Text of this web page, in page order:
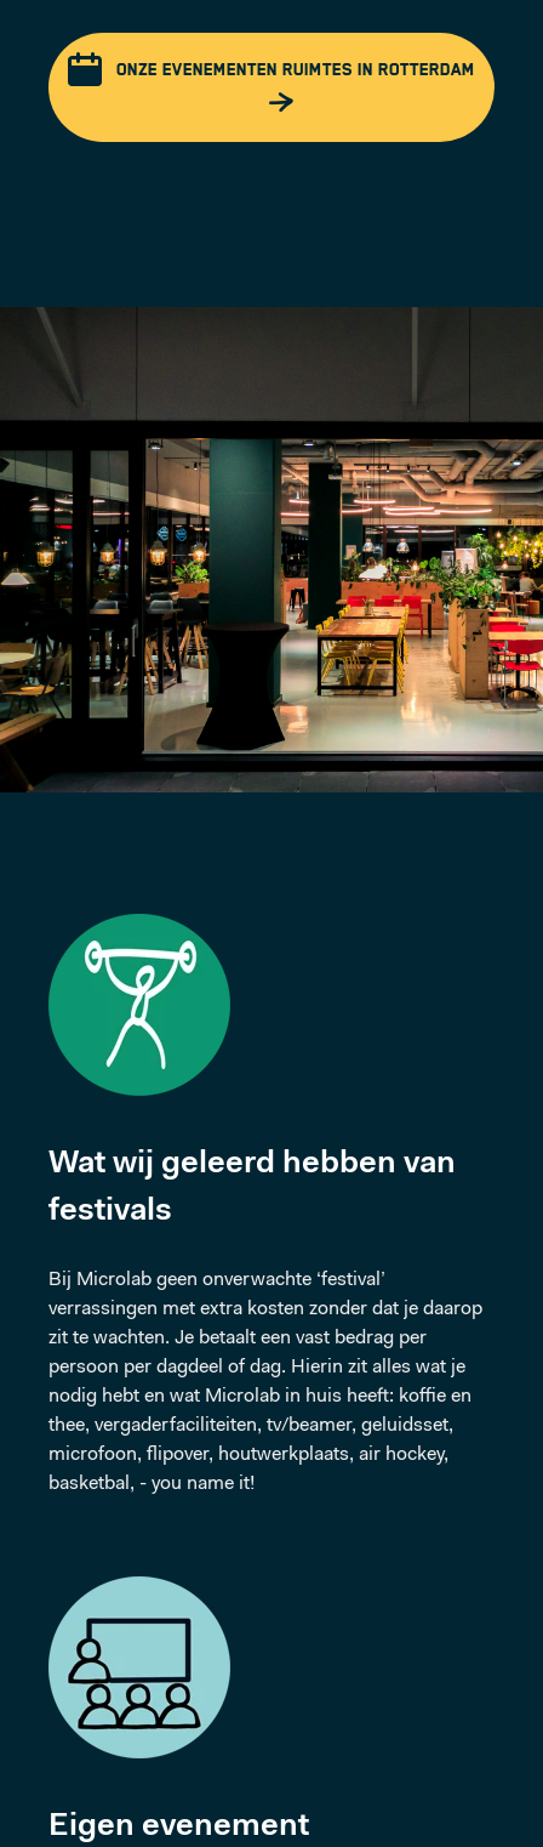
ONZE EVENEMENTEN RUIMTES IN ROTTERDAM
Wat wij geleerd hebben van
festivals
Bij Microlab geen onverwachte ‘festival’
verrassingen met extra kosten zonder dat je daarop
zit te wachten. Je betaalt een vast bedrag per
persoon per dagdeel of dag. Hierin zit alles wat je
nodig hebt en wat Microlab in huis heeft: koffie en
thee, vergaderfaciliteiten, tv/beamer, geluidsset,
microfoon, flipover, houtwerkplaats, air hockey,
basketbal, - you name it!
Eigen evenement